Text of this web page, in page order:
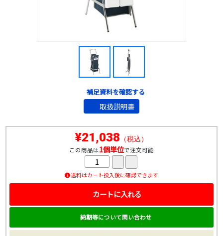
¥21,038 （税込）
この商品は1個単位で注文可能
送料はカート投入後に確認できます
カートに入れる
納期等について問い合わせ
補足資料を確認する
取扱説明書